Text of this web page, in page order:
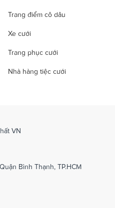
Trang điểm cô dâu
Xe cưới
Trang phục cưới
Nhà hàng tiệc cưới
VN
Bình Thạnh, TP.HCM